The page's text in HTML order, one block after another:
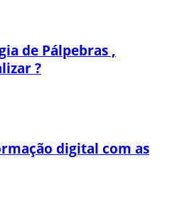
de Pálpebras ,
?
digital com as